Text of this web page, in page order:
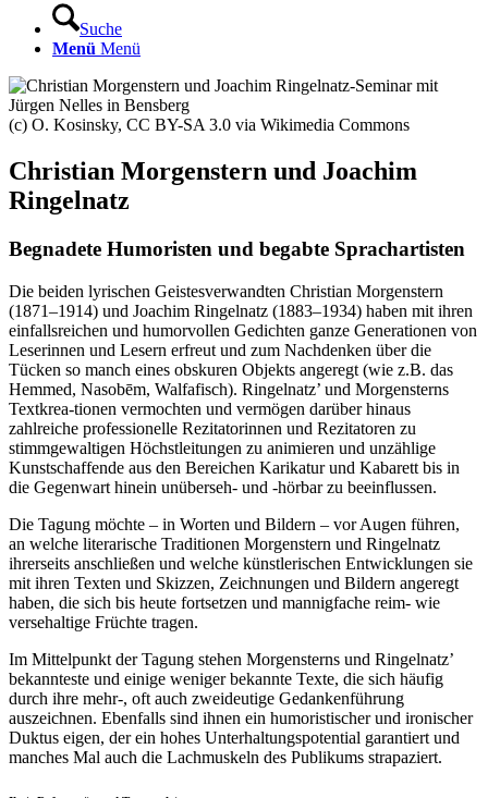
Suche
Menü Menü
(c) O. Kosinsky, CC BY-SA 3.0 via Wikimedia Commons
Christian Morgenstern und Joachim
Ringelnatz
Begnadete Humoristen und begabte Sprachartisten
Die beiden lyrischen Geistesverwandten Christian Morgenstern
(1871–1914) und Joachim Ringelnatz (1883–1934) haben mit ihren
einfallsreichen und humorvollen Gedichten ganze Generationen von
Leserinnen und Lesern erfreut und zum Nachdenken über die
Tücken so manch eines obskuren Objekts angeregt (wie z.B. das
Hemmed, Nasobēm, Walfafisch). Ringelnatz’ und Morgensterns
Textkrea-tionen vermochten und vermögen darüber hinaus
zahlreiche professionelle Rezitatorinnen und Rezitatoren zu
stimmgewaltigen Höchstleitungen zu animieren und unzählige
Kunstschaffende aus den Bereichen Karikatur und Kabarett bis in
die Gegenwart hinein unüberseh- und -hörbar zu beeinflussen.
Die Tagung möchte – in Worten und Bildern – vor Augen führen,
an welche literarische Traditionen Morgenstern und Ringelnatz
ihrerseits anschließen und welche künstlerischen Entwicklungen sie
mit ihren Texten und Skizzen, Zeichnungen und Bildern angeregt
haben, die sich bis heute fortsetzen und mannigfache reim- wie
versehaltige Früchte tragen.
Im Mittelpunkt der Tagung stehen Morgensterns und Ringelnatz’
bekannteste und einige weniger bekannte Texte, die sich häufig
durch ihre mehr-, oft auch zweideutige Gedankenführung
auszeichnen. Ebenfalls sind ihnen ein humoristischer und ironischer
Duktus eigen, der ein hohes Unterhaltungspotential garantiert und
manches Mal auch die Lachmuskeln des Publikums strapaziert.